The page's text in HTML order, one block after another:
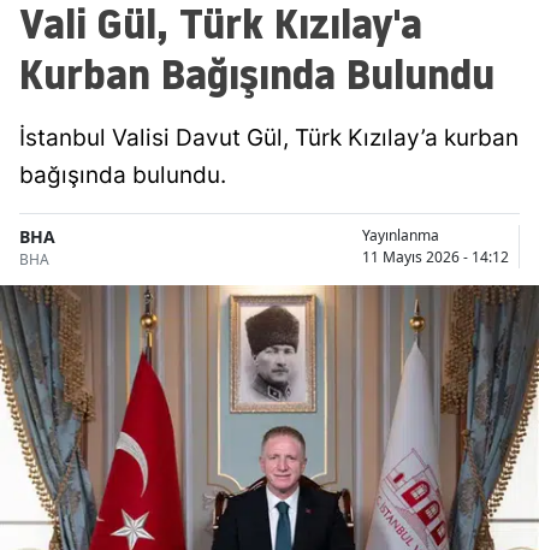
Vali Gül, Türk Kızılay'a
Kurban Bağışında Bulundu
İstanbul Valisi Davut Gül, Türk Kızılay’a kurban
bağışında bulundu.
BHA
BHA
Yayınlanma
11 Mayıs 2026 - 14:12